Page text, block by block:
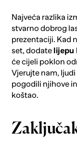
Najveća razlika
stvarno dobrog
prezentaciji. Kad
set, dodate lijepu
će cijeli poklon
Vjerujte nam,
pogodili njihove
koštao.